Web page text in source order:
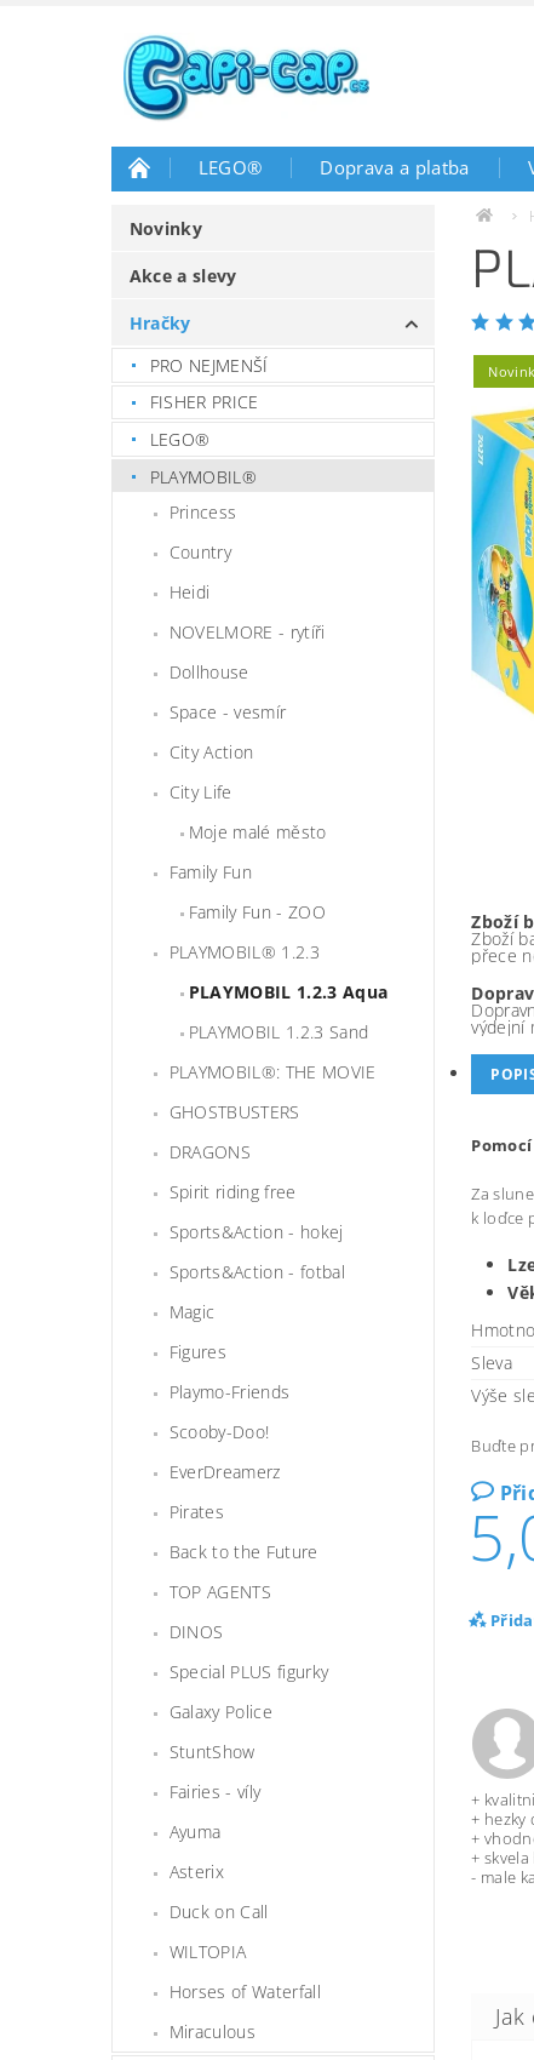
LEGO® Doprava a platba
Novinky
Akce a slevy
Hračky
PRO NEJMENŠÍ
FISHER PRICE
LEGO®
PLAYMOBIL®
Princess
Country
Heidi
NOVELMORE - rytíři
Dollhouse
Space - vesmír
City Action
City Life
Moje malé město
Family Fun
Family Fun - ZOO
PLAYMOBIL® 1.2.3
PLAYMOBIL 1.2.3 Aqua
PLAYMOBIL 1.2.3 Sand
PLAYMOBIL®: THE MOVIE
GHOSTBUSTERS
DRAGONS
Spirit riding free
Sports&Action - hokej
Sports&Action - fotbal
Magic
Figures
Playmo-Friends
Scooby-Doo!
EverDreamerz
Pirates
Back to the Future
TOP AGENTS
DINOS
Special PLUS figurky
Galaxy Police
StuntShow
Fairies - víly
Ayuma
Asterix
Duck on Call
WILTOPIA
Horses of Waterfall
Miraculous
Zboží
Zboží
přece
výdejní
Za
k loďce
Sleva
Výše
Buďte
+
+ hezky
+
+
- male